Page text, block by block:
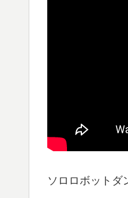
ソロロボットダ